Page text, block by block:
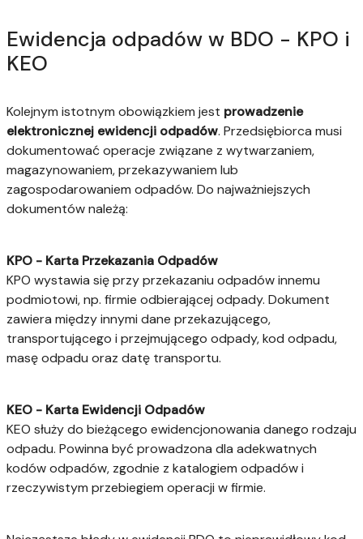
Ewidencja odpadów w BDO - KPO i
KEO
Kolejnym istotnym obowiązkiem jest prowadzenie
elektronicznej ewidencji odpadów. Przedsiębiorca musi
dokumentować operacje związane z wytwarzaniem,
magazynowaniem, przekazywaniem lub
zagospodarowaniem odpadów. Do najważniejszych
dokumentów należą:
KPO - Karta Przekazania Odpadów
KPO wystawia się przy przekazaniu odpadów innemu
podmiotowi, np. firmie odbierającej odpady. Dokument
zawiera między innymi dane przekazującego,
transportującego i przejmującego odpady, kod odpadu,
masę odpadu oraz datę transportu.
KEO - Karta Ewidencji Odpadów
KEO służy do bieżącego ewidencjonowania danego rodzaju
odpadu. Powinna być prowadzona dla adekwatnych
kodów odpadów, zgodnie z katalogiem odpadów i
rzeczywistym przebiegiem operacji w firmie.